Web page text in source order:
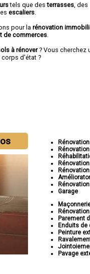
tels que desterrasses , des
escaliers
pour la rénovation
de commerces
à rénover? Vous cherchez
corps d'état ?
Garage
Parement
Enduits de
Peinture
Pavage